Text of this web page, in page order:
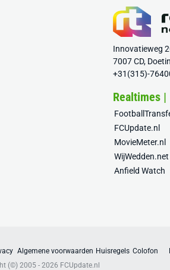
Innovatieweg
7007 CD,
+31(315)-
Realtimes
FCUpdate.nl
MovieMeter.nl
WijWedden.net
Anfield Watch
Algemene voorwaarden Huisregels Colofon
(©) 2005 - 2026 FCUpdate.nl